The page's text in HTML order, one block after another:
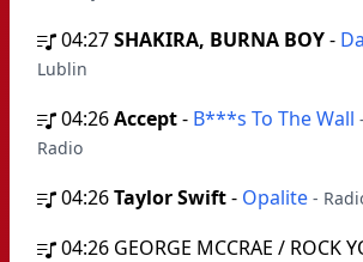
04:27SHAKIRA, BURNA BOY-
Lublin
04:26Accept- B***s To The Wall
Radio
04:26Taylor Swift- Opalite -
04:26 GEORGE MCCRAE / ROCK